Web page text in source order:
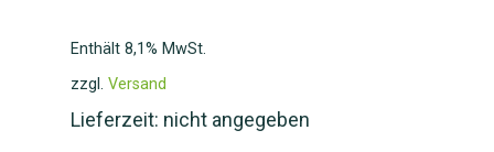
Enthält 8,1% MwSt.
zzgl. Versand
Lieferzeit: nicht angegeben